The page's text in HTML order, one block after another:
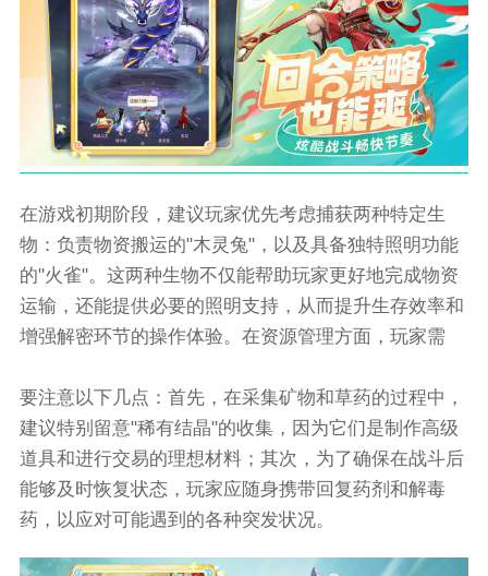
在游戏初期阶段，建议玩家优先考虑捕获两种特定生
物：负责物资搬运的"木灵兔"，以及具备独特照明功能
的"火雀"。这两种生物不仅能帮助玩家更好地完成物资
运输，还能提供必要的照明支持，从而提升生存效率和
增强解密环节的操作体验。在资源管理方面，玩家需
要注意以下几点：首先，在采集矿物和草药的过程中，
建议特别留意"稀有结晶"的收集，因为它们是制作高级
道具和进行交易的理想材料；其次，为了确保在战斗后
能够及时恢复状态，玩家应随身携带回复药剂和解毒
药，以应对可能遇到的各种突发状况。